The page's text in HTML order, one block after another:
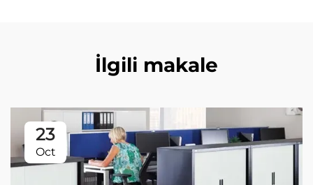
İlgili makale
23
Oct